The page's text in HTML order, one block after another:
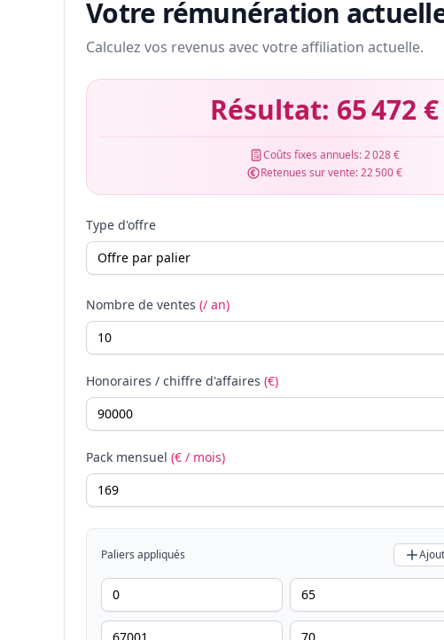
Votre rémunération
Calculez vos revenus avec votre affiliation actuelle.
Résultat: 65 472 €
Coûts fixes annuels:2 028 €
Retenues sur vente:22 500 €
Type d'offre
Nombre de ventes (/ an)
Honoraires / chiffre d'affaires (€)
Pack mensuel (€ / mois)
Paliers appliqués